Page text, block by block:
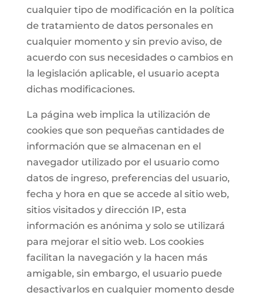
cualquier tipo de modificación en la política
de tratamiento de datos personales en
cualquier momento y sin previo aviso, de
acuerdo con sus necesidades o cambios en
la legislación aplicable, el usuario acepta
dichas modificaciones.
La página web implica la utilización de
cookies que son pequeñas cantidades de
información que se almacenan en el
navegador utilizado por el usuario como
datos de ingreso, preferencias del usuario,
fecha y hora en que se accede al sitio web,
sitios visitados y dirección IP, esta
información es anónima y solo se utilizará
para mejorar el sitio web. Los cookies
facilitan la navegación y la hacen más
amigable, sin embargo, el usuario puede
desactivarlos en cualquier momento desde